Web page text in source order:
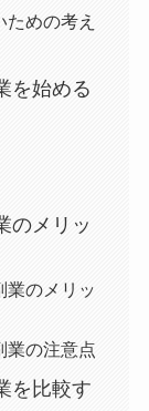
めの考え
を始める
のメリッ
業のメリッ
業の注意点
を比較す